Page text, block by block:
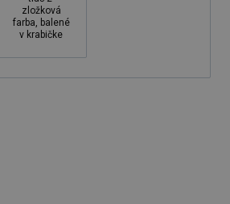
zložková
farba, balené
v krabičke